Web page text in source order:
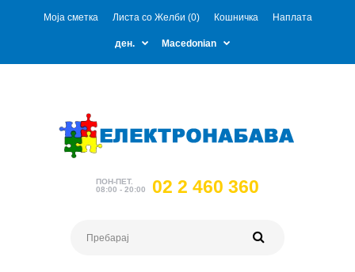
Моја сметка Листа со Желби (0) Кошничка Наплата
ден. Macedonian
ПОН-ПЕТ.
08:00 - 20:00
02 2 460 360